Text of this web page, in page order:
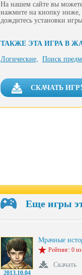
На нашем сайте вы
нажмите на кнопку ниже,
дождитесь установки
ТАКЖЕ ЭТА ИГРА В
Логические, Поиск
СКАЧАТЬ
Еще игры
2013.10.04
Мрачные
Рейтинг: 0
Скачать